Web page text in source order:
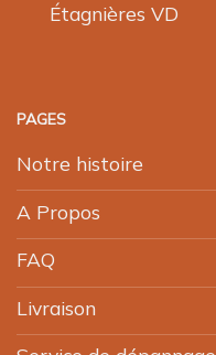
Étagnières VD
PAGES
Notre histoire
A Propos
FAQ
Livraison